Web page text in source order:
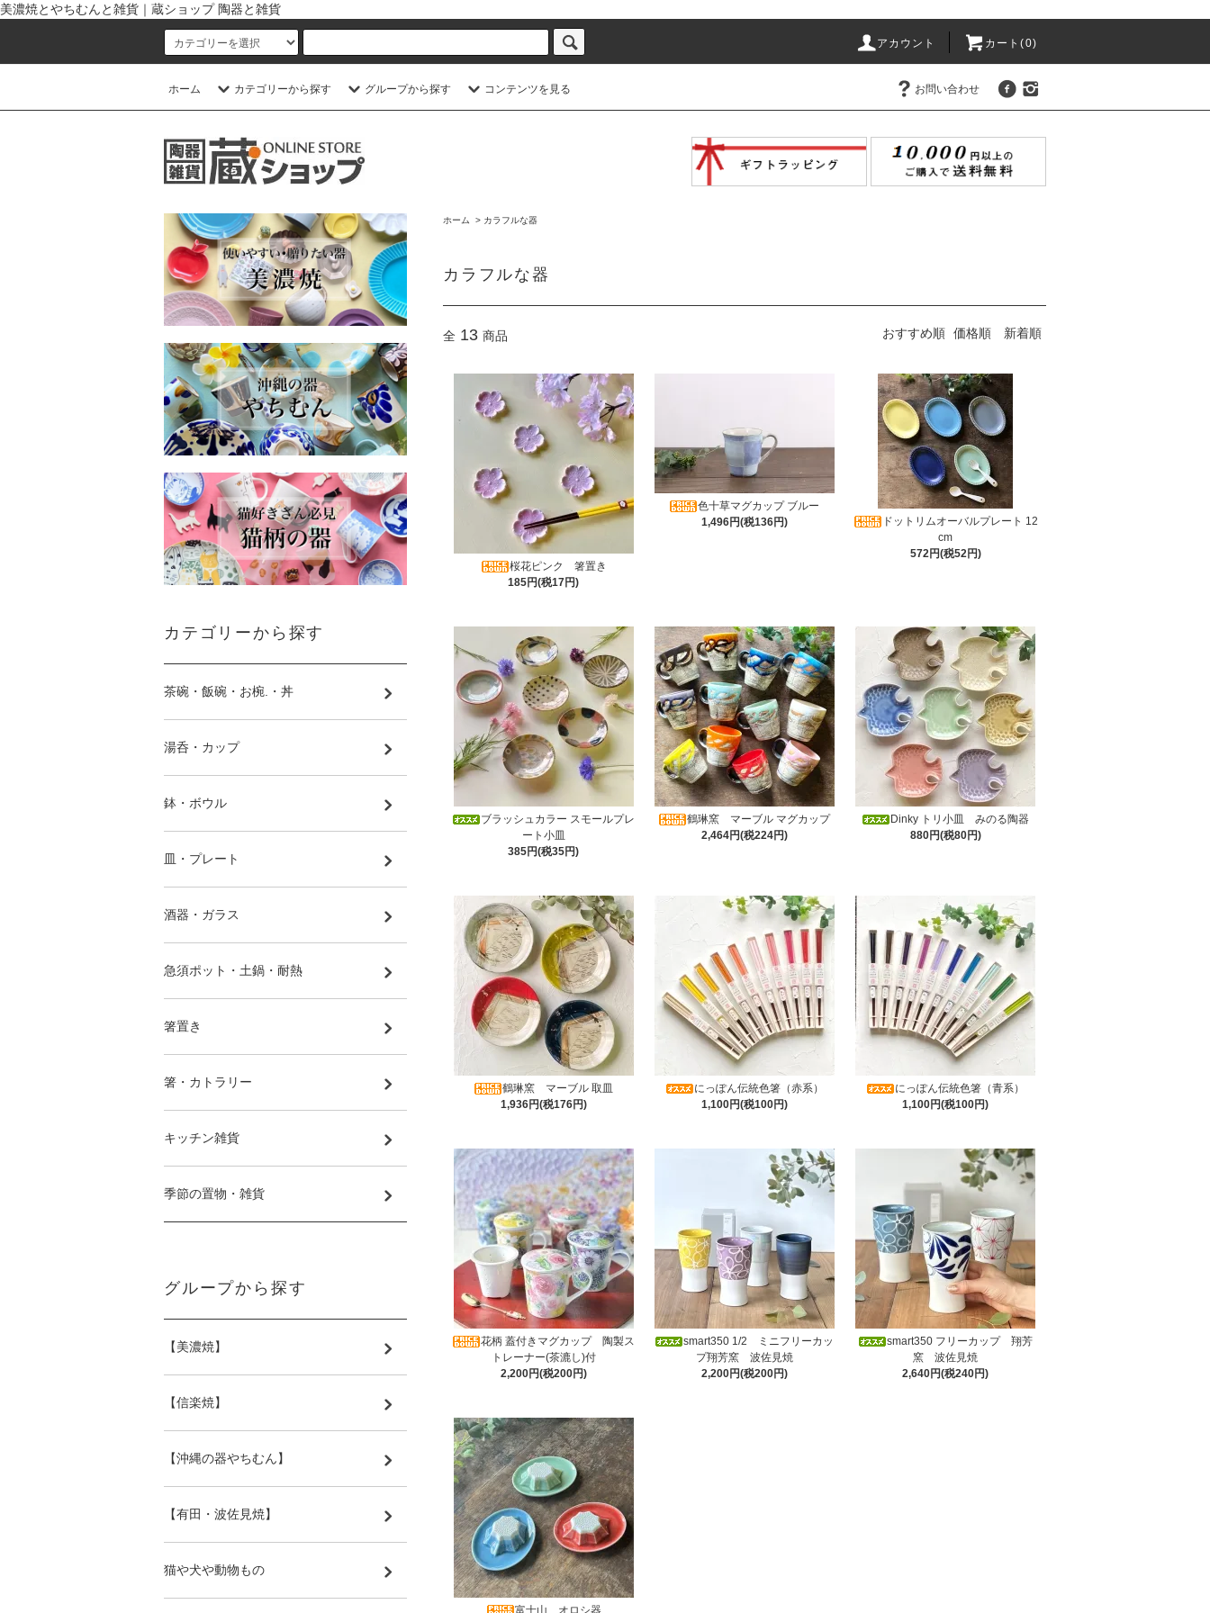
美濃焼とやちむんと雑貨｜蔵ショップ 陶器と雑貨
アカウント カート(0)
ホーム カテゴリーから探す グループから探す コンテンツを見る お問い合わせ
ホーム > カラフルな器
カラフルな器
全 13 商品 おすすめ順 価格順 新着順
桜花ピンク 箸置き
185円(税17円)
色十草マグカップ ブルー
1,496円(税136円)
ドットリムオーバルプレート 12
cm
572円(税52円)
ブラッシュカラー スモールプレ
ート小皿
385円(税35円)
鶴琳窯 マーブル マグカップ
2,464円(税224円)
Dinky トリ小皿 みのる陶器
880円(税80円)
鶴琳窯 マーブル 取皿
1,936円(税176円)
にっぽん伝統色箸（赤系）
1,100円(税100円)
にっぽん伝統色箸（青系）
1,100円(税100円)
花柄 蓋付きマグカップ 陶製ス
トレーナー(茶漉し)付
2,200円(税200円)
smart350 1/2 ミニフリーカッ
プ翔芳窯 波佐見焼
2,200円(税200円)
smart350 フリーカップ 翔芳
窯 波佐見焼
2,640円(税240円)
富士山 オロシ器
カテゴリーから探す
茶碗・飯碗・お椀.・丼
湯呑・カップ
鉢・ボウル
皿・プレート
酒器・ガラス
急須ポット・土鍋・耐熱
箸置き
箸・カトラリー
キッチン雑貨
季節の置物・雑貨
グループから探す
【美濃焼】
【信楽焼】
【沖縄の器やちむん】
【有田・波佐見焼】
猫や犬や動物もの